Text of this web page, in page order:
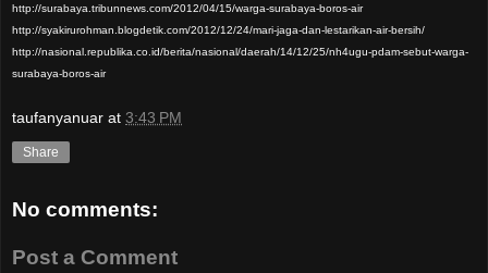
http://surabaya.tribunnews.com/2012/04/15/warga-surabaya-boros-air
http://syakirurohman.blogdetik.com/2012/12/24/mari-jaga-dan-lestarikan-air-bersih/
http://nasional.republika.co.id/berita/nasional/daerah/14/12/25/nh4ugu-pdam-sebut-warga-
surabaya-boros-air
taufanyanuar at 3:43 PM
Share
No comments:
Post a Comment